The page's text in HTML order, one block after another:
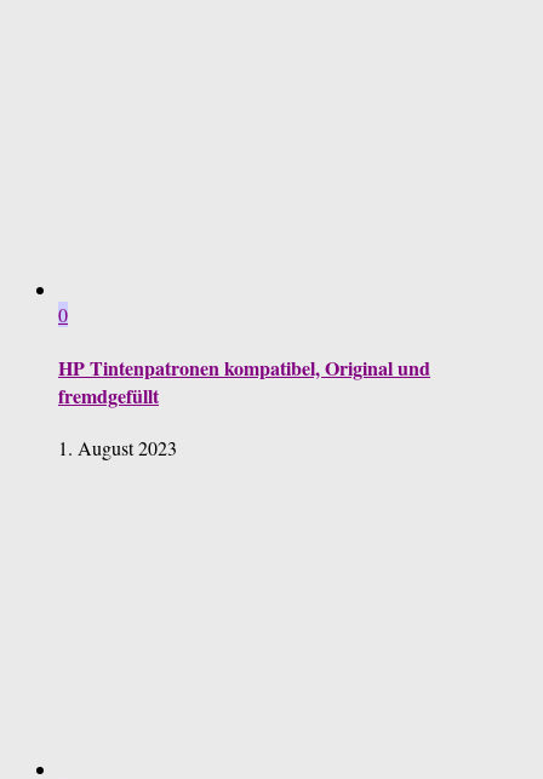
0
HP Tintenpatronen kompatibel, Original und
fremdgefüllt
1. August 2023